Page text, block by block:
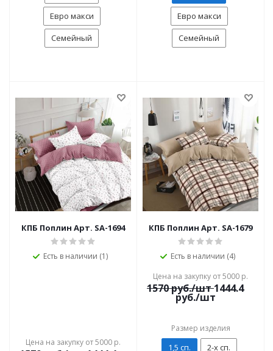
Евро макси
Семейный
Евро макси
Семейный
КПБ Поплин Арт. SA-1694
Есть в наличии (1)
Цена на закупку от 5000 р.
КПБ Поплин Арт. SA-1679
Есть в наличии (4)
Цена на закупку от 5000 р.
1570руб./шт 1444.4
руб./шт
Размер изделия
1,5 сп.
2-х сп.